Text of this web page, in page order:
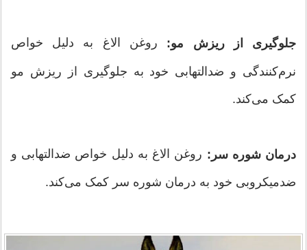
جلوگیری از ریزش مو: روغن الاغ به دلیل خواص
نرم‌کنندگی و ضدالتهابی خود به جلوگیری از ریزش مو
کمک می‌کند.
درمان شوره سر: روغن الاغ به دلیل خواص ضدالتهابی و
ضدمیکروبی خود به درمان شوره سر کمک می‌کند.